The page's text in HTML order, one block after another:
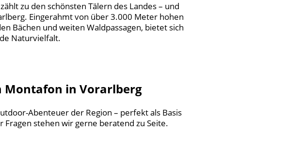
zu den schönsten Tälern des Landes – und
Eingerahmt von über 3.000 Meter hohen
Bächen und weiten Waldpassagen, bietet sich
Naturvielfalt.
in Vorarlberg
Abenteuer der Region – perfekt als Basis
stehen wir gerne beratend zu Seite.